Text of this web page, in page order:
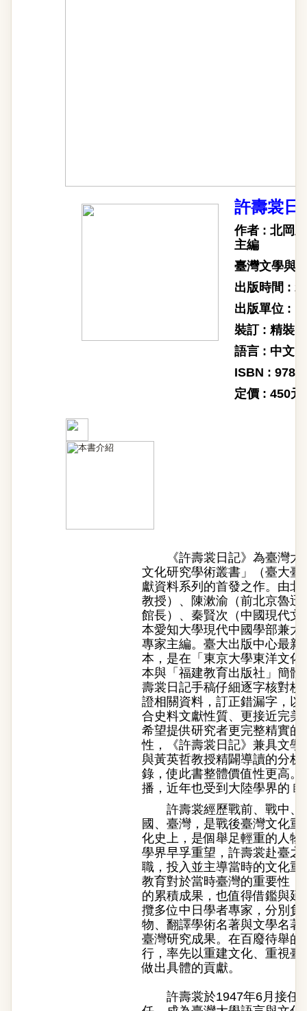
許壽裳日
作者 : 北岡
主編
臺灣文學與
出版時間 :
出版單位 :
裝訂 : 精裝
語言 : 中文
ISBN : 978-
定價 : 450元
《許壽裳日記》為臺灣大
文化研究學術叢書」（臺大
獻資料系列的首發之作。由
教授）、陳漱渝（前北京魯
館長）、秦賢次（中國現代
本愛知大學現代中國學部兼
專家主編。臺大出版中心最
本，是在「東京大學東洋文
本與「福建教育出版社」簡
壽裳日記手稿仔細逐字核對
證相關資料，訂正錯漏字，
合史料文獻性質、更接近完
希望提供研究者更完整精實
性，《許壽裳日記》兼具文
與黃英哲教授精闢導讀的分
錄，使此書整體價值性更高
播，近年也受到大陸學界的
許壽裳經歷戰前、戰中、
國、臺灣，是戰後臺灣文化
化史上，是個舉足輕重的人
學界早孚重望，許壽裳赴臺
職，投入並主導當時的文化
教育對於當時臺灣的重要性
的累積成果，也值得借鑑與
攬多位中日學者專家，分別
物、翻譯學術名著與文學名
臺灣研究成果。在百廢待舉
行，率先以重建文化、重視
做出具體的貢獻。
許壽裳於1947年6月接任